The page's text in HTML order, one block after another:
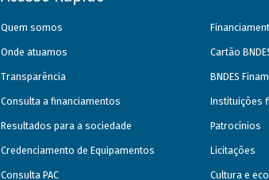
Quem somos
Onde atuamos
Transparência
Consulta a financiamentos
Resultados para a sociedade
Credenciamento de Equipamentos
Consulta PAC
Cartão
BNDES
Instituições
Patrocínios
Licitações
Cultura e